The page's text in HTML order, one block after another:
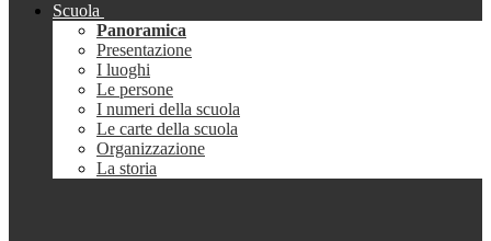
Scuola
Panoramica
Presentazione
I luoghi
Le persone
I numeri della scuola
Le carte della scuola
Organizzazione
La storia